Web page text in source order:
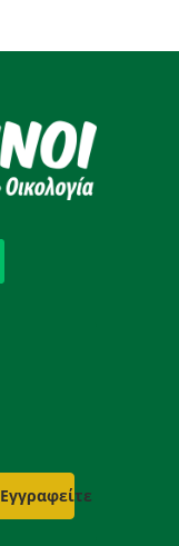
Εγγραφείτε